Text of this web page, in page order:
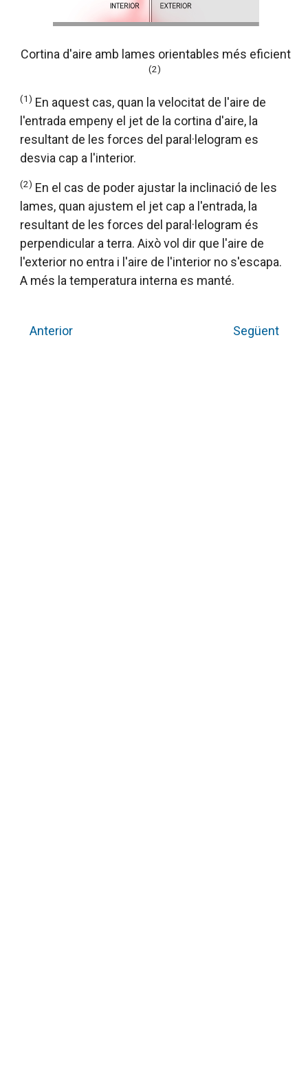
Cortina d'aire amb lames orientables més eficient
(2)
(1) En aquest cas, quan la velocitat de l'aire de
l'entrada empeny el jet de la cortina d'aire, la
resultant de les forces del paral·lelogram es
desvia cap a l'interior.
(2) En el cas de poder ajustar la inclinació de les
lames, quan ajustem el jet cap a l'entrada, la
resultant de les forces del paral·lelogram és
perpendicular a terra. Això vol dir que l'aire de
l'exterior no entra i l'aire de l'interior no s'escapa.
A més la temperatura interna es manté.
Anterior Següent